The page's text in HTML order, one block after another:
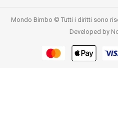
Mondo Bimbo © Tutti i diritti sono
Developed by